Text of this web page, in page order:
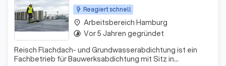
Reagiert schnell
Reisch Flachdach- und Grundwasserabdichtung ist ein
Fachbetrieb für Bauwerksabdichtung mit Sitz in
place Arbeitsbereich Hamburg
timelapse Vor 5 Jahren gegründet